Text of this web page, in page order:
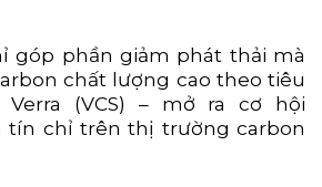
góp phần giảm phát thải mà
chất lượng cao theo tiêu
(VCS) – mở ra cơ hội
tín chỉ trên thị trường carbon